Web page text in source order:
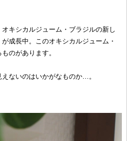
キシカルジューム・ブラジルの新し
成長中。このオキシカルジューム・
のがあります。
ないのはいかがなものか…。